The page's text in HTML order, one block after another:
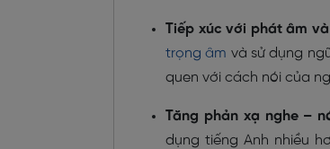
Tiếp xúc với phát âm
trọng âm và sử dụng
quen với cách nói của
Tăng phản xạ nghe –
dụng tiếng Anh nhiều